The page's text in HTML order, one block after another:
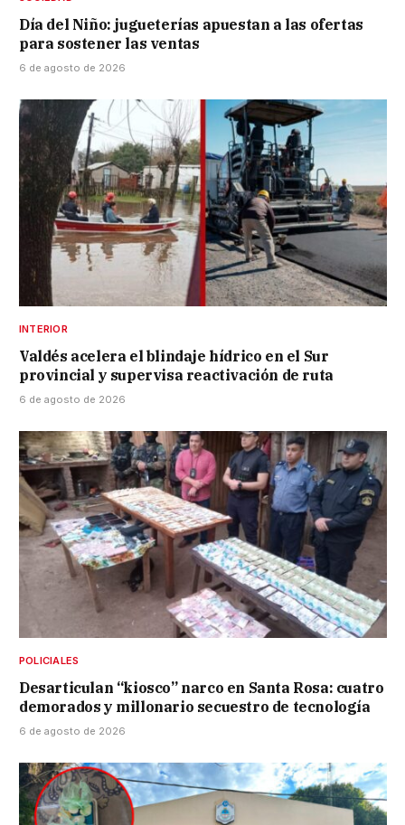
Día del Niño: jugueterías apuestan a las ofertas
para sostener las ventas
6 de agosto de 2026
INTERIOR
Valdés acelera el blindaje hídrico en el Sur
provincial y supervisa reactivación de ruta
6 de agosto de 2026
POLICIALES
Desarticulan “kiosco” narco en Santa Rosa: cuatro
demorados y millonario secuestro de tecnología
6 de agosto de 2026